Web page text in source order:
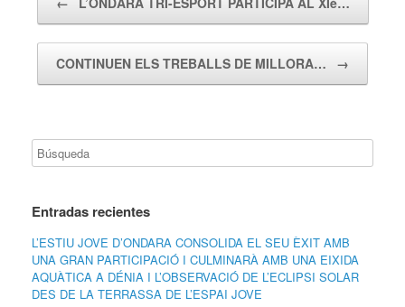
CONTINUEN ELS TREBALLS DE MILLORA… →
Entradas recientes
L’ESTIU JOVE D’ONDARA CONSOLIDA EL SEU ÈXIT AMB
UNA GRAN PARTICIPACIÓ I CULMINARÀ AMB UNA EIXIDA
AQUÀTICA A DÉNIA I L’OBSERVACIÓ DE L’ECLIPSI SOLAR
DES DE LA TERRASSA DE L’ESPAI JOVE